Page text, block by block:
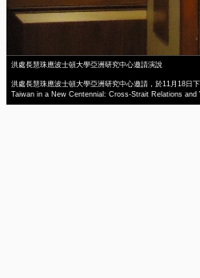
洪處長慧珠應波士頓大學亞洲研究中心邀請演說
洪處長慧珠應波士頓大學亞洲研究中心邀請，於11月18日
Taiwan in a New Centennial: Cross-Strait Relations and